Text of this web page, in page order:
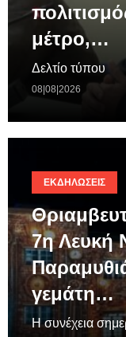
μέτρο,…
Δελτίο τύπου
08|08|2026
ΕΚΔΗΛΏΣΕΙΣ
7η Λευκή
γεμάτη…
Η συνέχεια